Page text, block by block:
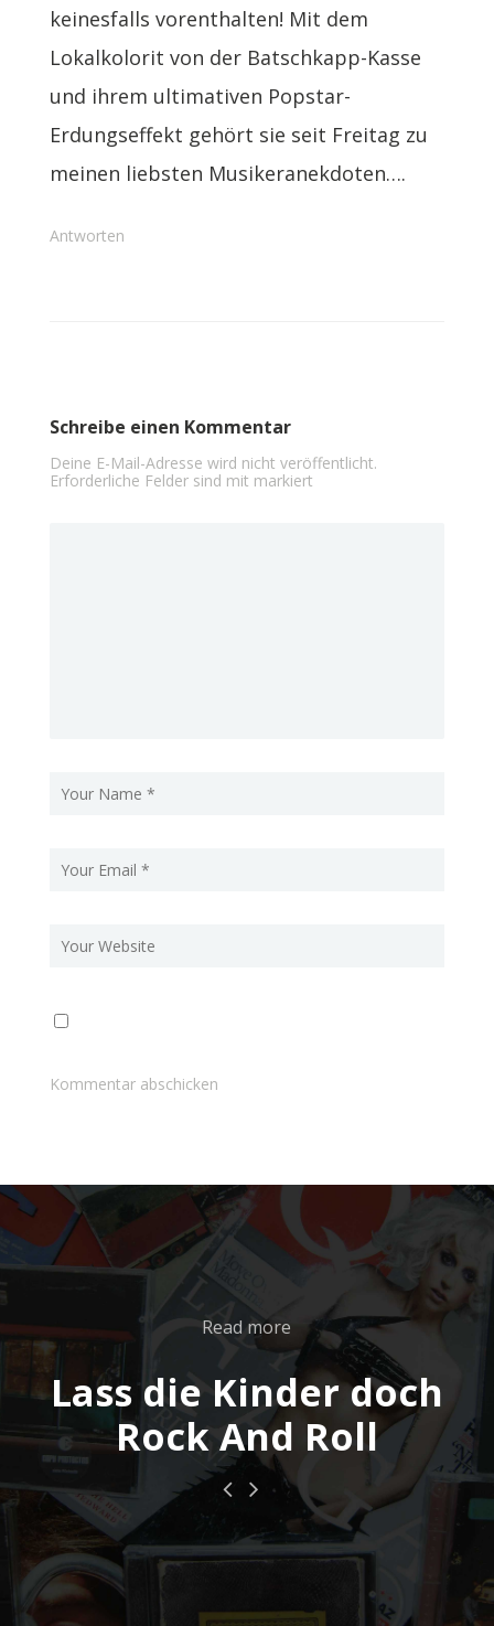
keinesfalls vorenthalten! Mit dem
Lokalkolorit von der Batschkapp-Kasse
und ihrem ultimativen Popstar-
Erdungseffekt gehört sie seit Freitag zu
meinen liebsten Musikeranekdoten….
Antworten
Schreibe einen Kommentar
Deine E-Mail-Adresse wird nicht veröffentlicht.
Erforderliche Felder sind mit markiert
Read more
Lass die Kinder doch
Rock And Roll